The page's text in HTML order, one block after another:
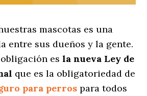
mascotas es una
entre sus dueños y la gente.
obligación esla nueva Ley de
que es la obligatoriedad de
para perros para todos